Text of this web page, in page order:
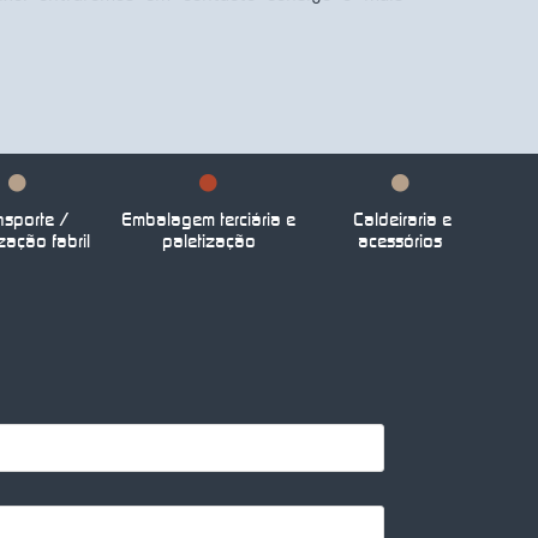
/
fabril
Embalagem terciária e
paletização
Caldeiraria e
acessórios